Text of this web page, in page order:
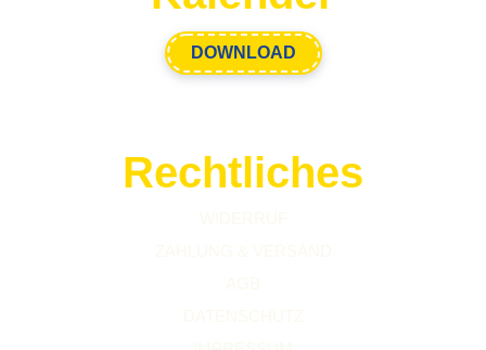
DOWNLOAD
Rechtliches